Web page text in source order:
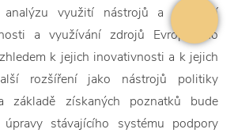
analýzu využití nástrojů a opatření
a využívání zdrojů Evropského
k jejich inovativnosti a k jejich
rozšíření jako nástrojů politiky
základě získaných poznatků bude
stávajícího systému podpory